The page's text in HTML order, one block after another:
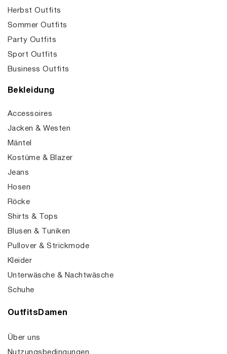
Herbst Outfits
Sommer Outfits
Party Outfits
Sport Outfits
Business Outfits
Bekleidung
Accessoires
Jacken & Westen
Mäntel
Kostüme & Blazer
Jeans
Hosen
Röcke
Shirts & Tops
Blusen & Tuniken
Pullover & Strickmode
Kleider
Unterwäsche & Nachtwäsche
Schuhe
OutfitsDamen
Über uns
Nutzungsbedingungen